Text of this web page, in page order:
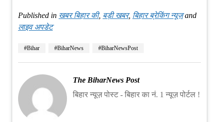
Published in खबर बिहार की, बड़ी खबर, बिहार ब्रेकिंग न्यूज़and
लाइव अपडेट
#Bihar #BiharNews #BiharNewsPost
The BiharNews Post
बिहार न्यूज़ पोस्ट - बिहार का नं. 1 न्यूज़ पोर्टल !